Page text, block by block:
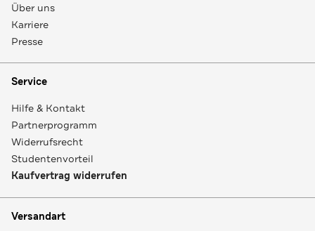
Über uns
Karriere
Presse
Service
Hilfe & Kontakt
Partnerprogramm
Widerrufsrecht
Studentenvorteil
Kaufvertrag widerrufen
Versandart